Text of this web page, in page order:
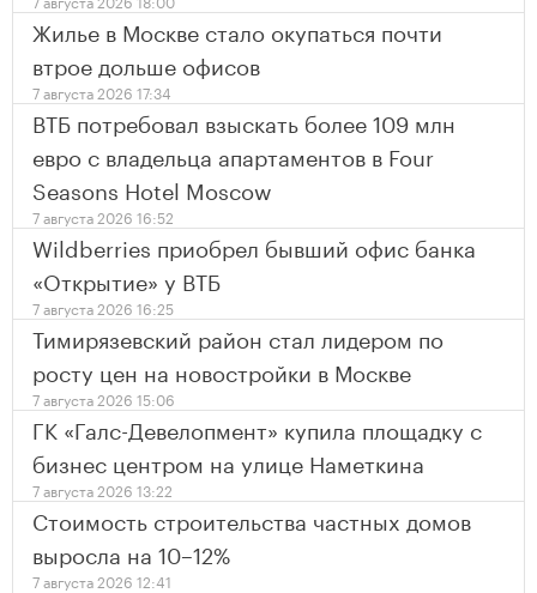
Жилье в Москве стало окупаться почти
втрое дольше офисов
7 августа 2026 17:34
ВТБ потребовал взыскать более 109 млн
евро с владельца апартаментов в Four
Seasons Hotel Moscow
7 августа 2026 16:52
Wildberries приобрел бывший офис банка
«Открытие» у ВТБ
7 августа 2026 16:25
Тимирязевский район стал лидером по
росту цен на новостройки в Москве
7 августа 2026 15:06
ГК «Галс-Девелопмент» купила площадку с
бизнес центром на улице Наметкина
7 августа 2026 13:22
Стоимость строительства частных домов
выросла на 10–12%
7 августа 2026 12:41